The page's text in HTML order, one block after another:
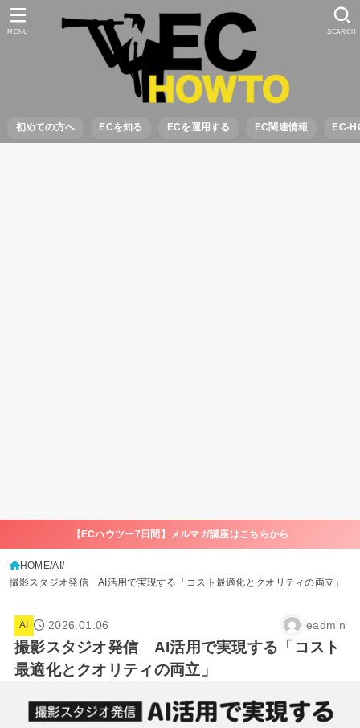
初めての方へ ECを知る ECを運用する EC関連情報 EC-
SEARCH
MENU
【ECハウツー7日間】メルマガ講座はこちらから
HOME AI
撮影スタジオ発信 AI活用で実現する「コスト最適化とクオリティの両立」
AI 2026.01.06 leadmin
撮影スタジオ発信 AI活用で実現する「コスト
最適化とクオリティの両立」